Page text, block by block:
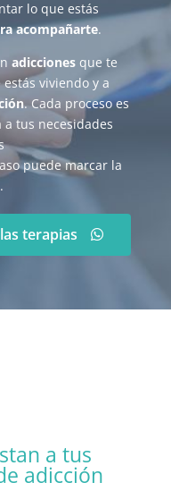
lo que estás
acompañarte.
adicciones que te
viviendo y a
. Cada proceso es
tus necesidades
puede marcar la
terapias
a tus
adicción